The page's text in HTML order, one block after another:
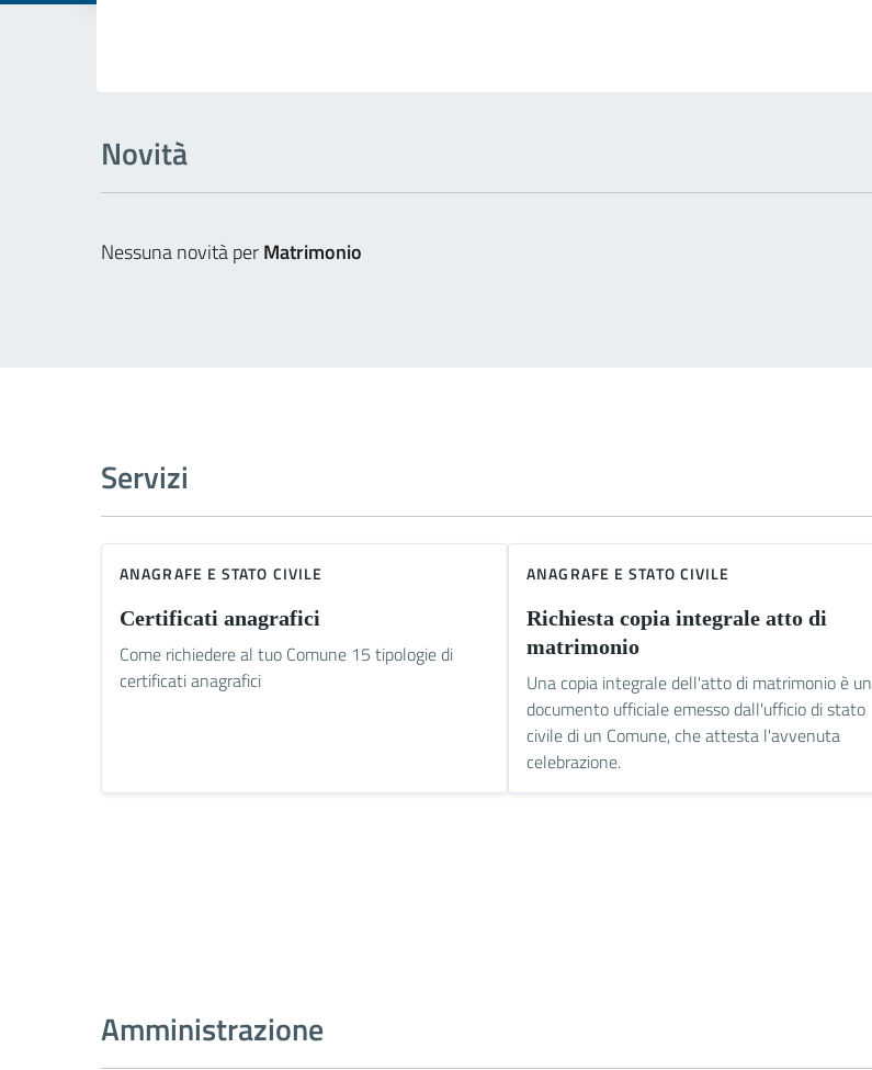
Novità
Nessuna novità perMatrimonio
Servizi
ANAGRAFE E STATO CIVILE
Certificati anagrafici
Come richiedere al tuo Comune 15 tipologie di
certificati anagrafici
ANAGRAFE E STATO CIVILE
Richiesta copia integrale atto di
matrimonio
Una copia integrale dell'atto di matrimonio è un
documento ufficiale emesso dall'ufficio di stato
civile di un Comune, che attesta l'avvenuta
celebrazione.
Amministrazione